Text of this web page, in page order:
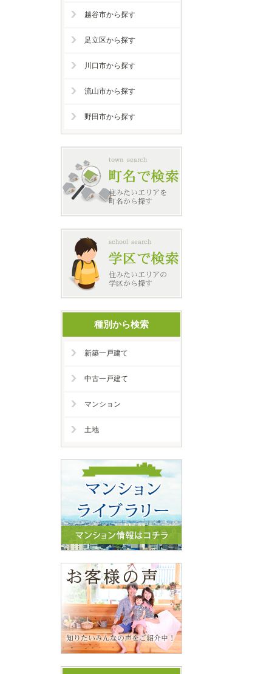
越谷市から探す
足立区から探す
川口市から探す
流山市から探す
野田市から探す
種別から検索
新築一戸建て
中古一戸建て
マンション
土地